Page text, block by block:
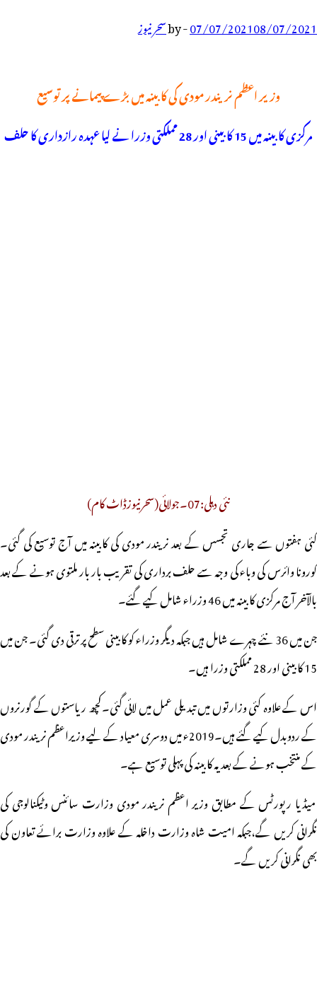
07/07/202108/07/2021
-
byسحر نیوز
وزیر اعظم نریندر مودی کی کابینہ میں بڑے پیمانے پر توسیع
مرکزی کابینہ میں 15 کابینی اور 28 مملکتی وزرا نے لیا عہدہ رازداری کا حلف
نئی دہلی:07۔جولائی(سحرنیوزڈاٹ کام)
کئی ہفتوں سے جاری تجسس کے بعد نریندر مودی کی کابینہ میں آج توسیع کی گئی۔
کورونا وائرس کی وباء کی وجہ سے حلف برداری کی تقریب بار بار ملتوی ہونے کے بعد
بالآخر آج مرکزی کابینہ میں 46 وزراء شامل کیے گئے۔
جن میں 36 نئے چہرے شامل ہیں جبکہ دیگر وزراء کو کابینی سطح پر ترقی دی گئی۔ جن میں
15 کابینی اور 28 مملکتی وزرا ہیں۔
اس کے علاوہ کئی وزارتوں میں تبدیلی عمل میں لائی گئی۔کچھ ریاستوں کے گورنروں
کے ردوبدل کیے گئے ہیں۔2019ء میں دوسری معیاد کے لیے وزیراعظم نریندر مودی
کے منتخب ہونے کے بعد یہ کابینہ کی پہلی توسیع ہے۔
میڈیا رپورٹس کے مطابق وزیر اعظم نریندر مودی وزارت سائنس وٹیکنالوجی کی
نگرانی کریں گے،جبکہ امیت شاہ وزارت داخلہ کے علاوہ وزارت برائے تعاون کی
بھی نگرانی کریں گے۔